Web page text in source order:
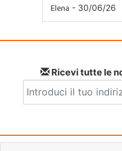
Elena - 30/06/26
Ricevi tutte le